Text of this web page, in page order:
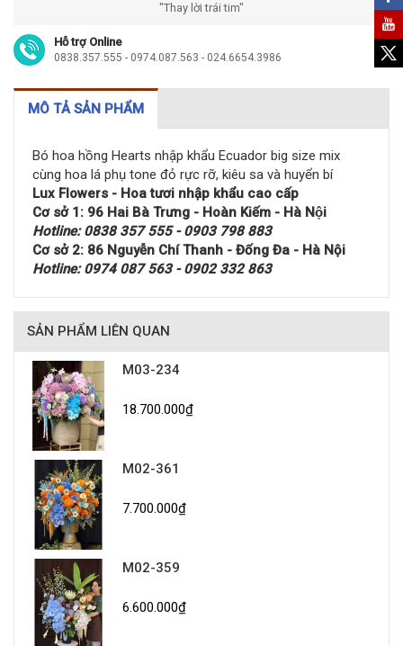
"Thay lời trái tim"
Hỗ trợ Online
0838.357.555 - 0974.087.563 - 024.6654.3986
MÔ TẢ SẢN PHẨM
Bó hoa hồng Hearts nhập khẩu Ecuador big size mix
cùng hoa lá phụ tone đỏ rực rỡ, kiêu sa và huyển bí
Lux Flowers - Hoa tươi nhập khẩu cao cấp
Cơ sở 1: 96 Hai Bà Trưng - Hoàn Kiếm - Hà Nội
Hotline: 0838 357 555 - 0903 798 883
Cơ sở 2: 86 Nguyễn Chí Thanh - Đống Đa - Hà Nội
Hotline: 0974 087 563 - 0902 332 863
SẢN PHẨM LIÊN QUAN
M03-234
18.700.000₫
M02-361
7.700.000₫
M02-359
6.600.000₫